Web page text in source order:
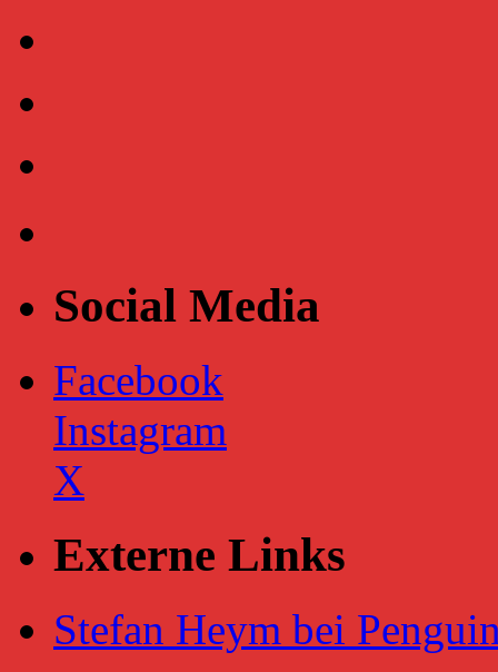
Social Media
Facebook
Instagram
X
Externe Links
Stefan Heym bei